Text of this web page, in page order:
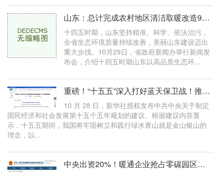
山东：总计完成农村地区清洁取暖改造978.5万户
十四五时期，山东坚持精准、科学、依法治污，
全省生态环境质量持续改善，美丽山东建设迈出
重大步伐。10月29日，省政府新闻办举行新闻发
布会，介绍十四五时期山东以高品质生态环...
重磅！“十五五”深入打好蓝天保卫战！推进散煤替代！
10 月 28 日，新华社授权发布中共中央关于制定
国民经济和社会发展第十五个五年规划的建议。根据建议内容显
示，十五五期间，我国将牢固树立和践行绿水青山就是金山银山的
理念，以...
中央出资20%！暖通企业抢占零碳园区指南